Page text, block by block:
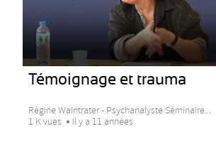
Témoignage et trauma
Régine Waintrater - Psychanalyste Séminaire...
1 K vues
Il y a 11 années